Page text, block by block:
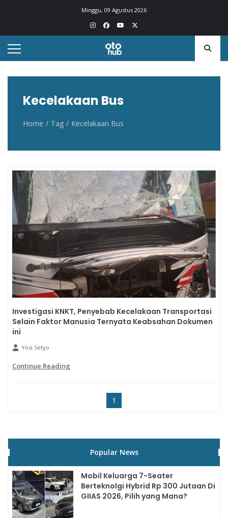
Minggu, 09 Agustus 2026
Otohub.co
Portal berita otomotif Indonesia terkini
Kecelakaan Bus
Home Tag Kecelakaan Bus
Investigasi KNKT, Penyebab Kecelakaan Transportasi
Selain Faktor Manusia Ternyata Keabsahan Dokumen
ini
Yosi Setyo
Continue Reading
1
Popular News
Mobil Keluarga 7-Seater
Berteknolgi Hybrid Rp 300 Jutaan Di
GIIAS 2026, Pilih yang Mana?